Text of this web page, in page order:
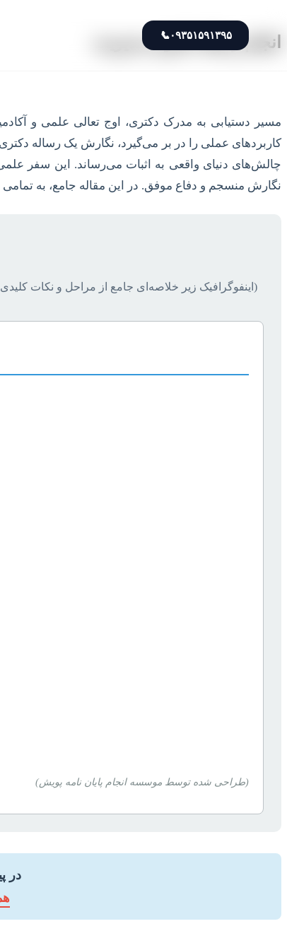
۰۹۳۵۱۵۹۱۳۹۵📞
انجام رساله دکتری مدیریت
مسیر دستیابی به مدرک دکتری، اوج تعالی علمی و
کاربردهای عملی را در بر می‌گیرد، نگارش یک رساله
چالش‌های دنیای واقعی به اثبات می‌رساند. این سفر
نگارش منسجم و دفاع موفق. در این مقاله جامع، به تمامی
(اینفوگرافیک زیر خلاصه‌ای جامع از مراحل و نکات
(طراحی شده توسط موسسه انجام پایان نامه پویش)
در